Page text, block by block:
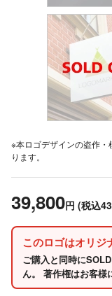
※本ロゴデザインの盗作
ります。
39,800円 (税込
このロゴはオリジ
ご購入と同時に
ん。 著作権はお客様